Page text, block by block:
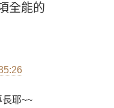
全能的
長耶~~